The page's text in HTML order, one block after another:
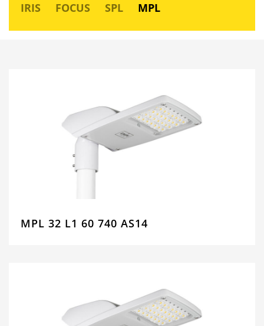
IRIS
FOCUS SPL MPL
MPL 32 L1 60 740 AS14